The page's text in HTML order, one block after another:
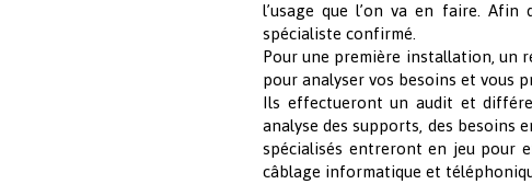
l’usage que l’on va en faire. Afin
spécialiste confirmé.
Pour une première installation, un
pour analyser vos besoins et vous
Ils effectueront un audit et
analyse des supports, des besoins
spécialisés entreront en jeu pour
câblage informatique et